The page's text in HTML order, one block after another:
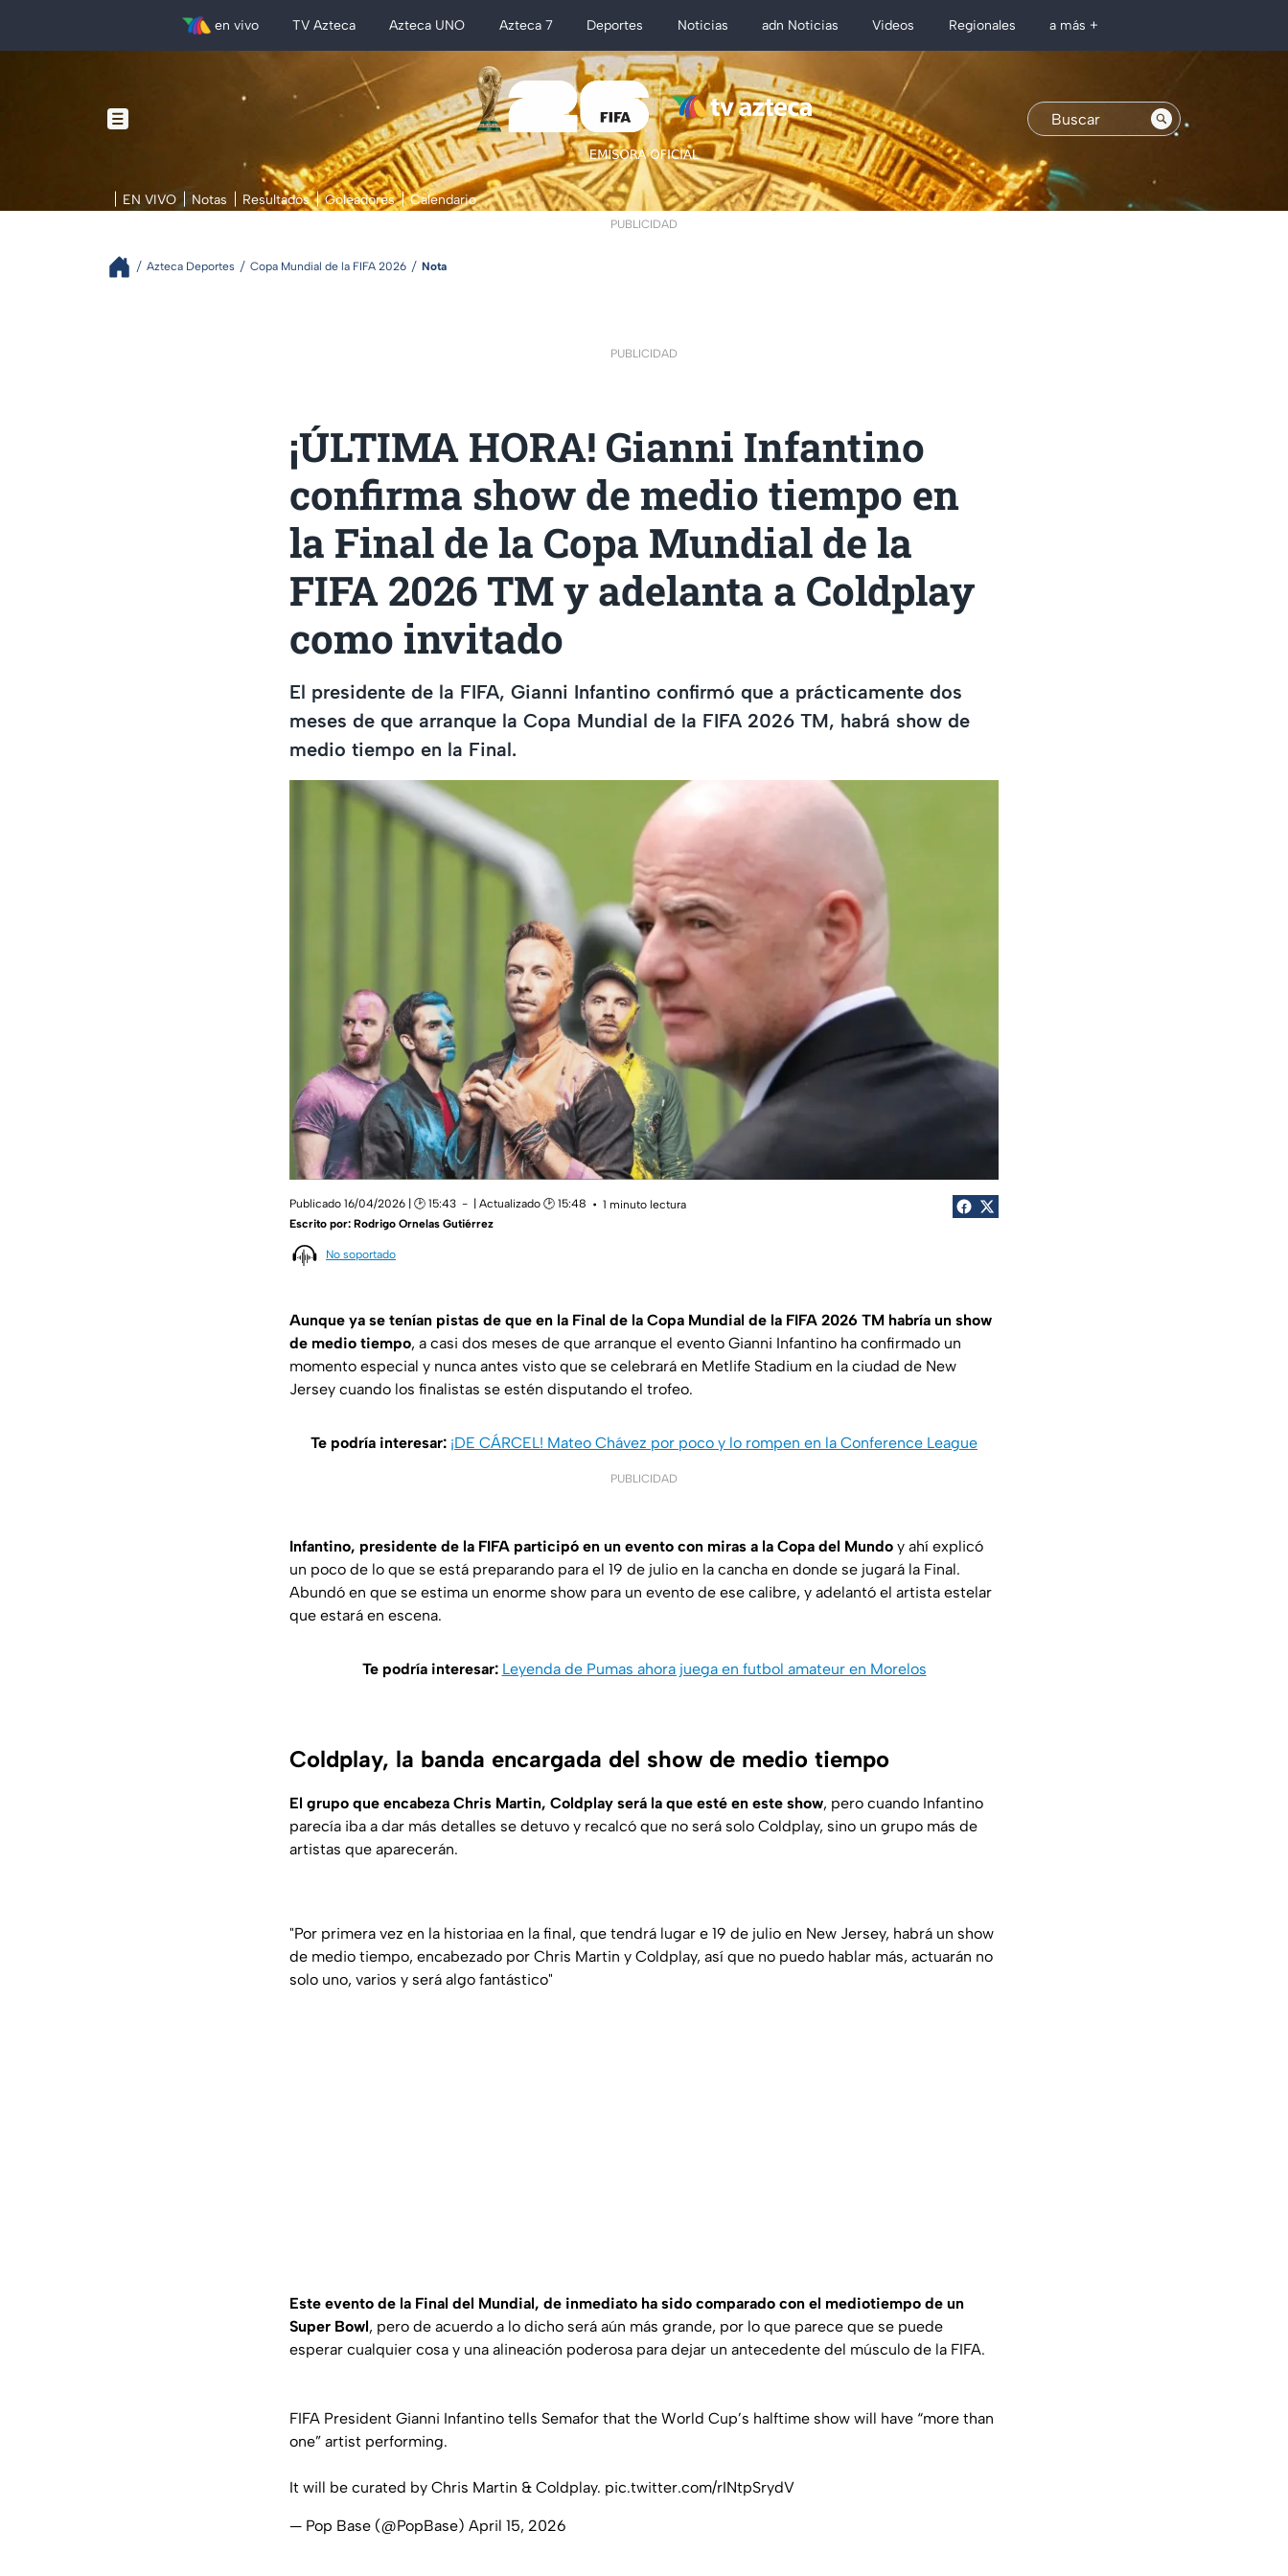
en vivo TV Azteca Azteca UNO Azteca 7 Deportes Noticias adn Noticias Videos Regionales a más +
EN VIVO Notas Resultados Goleadores Calendario
PUBLICIDAD
Azteca Deportes Copa Mundial de la FIFA 2026 Nota
PUBLICIDAD
¡ÚLTIMA HORA! Gianni Infantino
confirma show de medio tiempo en
la Final de la Copa Mundial de la
FIFA 2026 TM y adelanta a Coldplay
como invitado
El presidente de la FIFA, Gianni Infantino confirmó que a prácticamente dos
meses de que arranque la Copa Mundial de la FIFA 2026 TM, habrá show de
medio tiempo en la Final.
Publicado 16/04/2026 | 🕑 15:43 | Actualizado 🕑 15:48
1 minuto lectura
Escrito por: Rodrigo Ornelas Gutiérrez
No soportado
Aunque ya se tenían pistas de que en la Final de la Copa Mundial de la FIFA 2026 TM habría un show
de medio tiempo, a casi dos meses de que arranque el evento Gianni Infantino ha confirmado un
momento especial y nunca antes visto que se celebrará en Metlife Stadium en la ciudad de New
Jersey cuando los finalistas se estén disputando el trofeo.
Te podría interesar: ¡DE CÁRCEL! Mateo Chávez por poco y lo rompen en la Conference League
PUBLICIDAD
Infantino, presidente de la FIFA participó en un evento con miras a la Copa del Mundo y ahí explicó
un poco de lo que se está preparando para el 19 de julio en la cancha en donde se jugará la Final.
Abundó en que se estima un enorme show para un evento de ese calibre, y adelantó el artista estelar
que estará en escena.
Te podría interesar: Leyenda de Pumas ahora juega en futbol amateur en Morelos
Coldplay, la banda encargada del show de medio tiempo
El grupo que encabeza Chris Martin, Coldplay será la que esté en este show, pero cuando Infantino
parecía iba a dar más detalles se detuvo y recalcó que no será solo Coldplay, sino un grupo más de
artistas que aparecerán.
"Por primera vez en la historiaa en la final, que tendrá lugar e 19 de julio en New Jersey, habrá un show
de medio tiempo, encabezado por Chris Martin y Coldplay, así que no puedo hablar más, actuarán no
solo uno, varios y será algo fantástico"
Este evento de la Final del Mundial, de inmediato ha sido comparado con el mediotiempo de un
Super Bowl, pero de acuerdo a lo dicho será aún más grande, por lo que parece que se puede
esperar cualquier cosa y una alineación poderosa para dejar un antecedente del músculo de la FIFA.
FIFA President Gianni Infantino tells Semafor that the World Cup’s halftime show will have “more than
one” artist performing.
It will be curated by Chris Martin & Coldplay. pic.twitter.com/rINtpSrydV
— Pop Base (@PopBase) April 15, 2026